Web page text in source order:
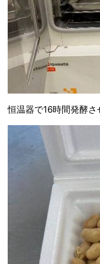
恒温器で16時間発酵さ